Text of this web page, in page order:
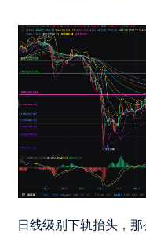
日线级别下轨抬头，